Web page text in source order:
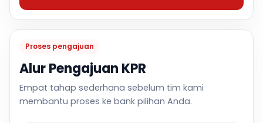
Proses pengajuan
Alur Pengajuan KPR
Empat tahap sederhana sebelum tim kami
membantu proses ke bank pilihan Anda.